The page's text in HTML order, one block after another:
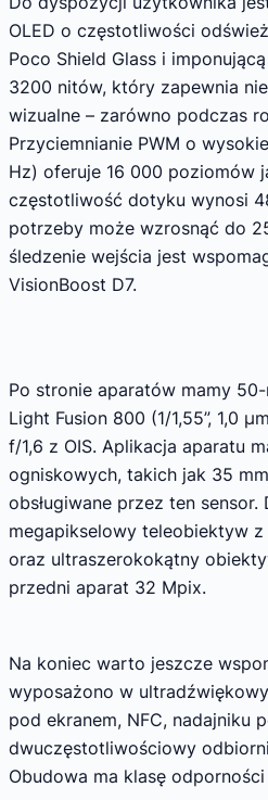
OLED o częstotliwości
Poco Shield Glass i
3200 nitów, który zapewnia
wizualne – zarówno podczas
Przyciemnianie PWM o
Hz) oferuje 16 000 poziomów
częstotliwość dotyku wynosi
potrzeby może wzrosnąć do
śledzenie wejścia jest
VisionBoost D7.
Po stronie aparatów mamy
Light Fusion 800 (1/1,55”, 1,0
f/1,6 z OIS. Aplikacja aparatu
ogniskowych, takich jak 35
obsługiwane przez ten
megapikselowy teleobiektyw
oraz ultraszerokokątny
przedni aparat 32 Mpix.
Na koniec warto jeszcze
wyposażono w
pod ekranem, NFC, nadajniku
dwuczęstotliwościowy
Obudowa ma klasę odporności